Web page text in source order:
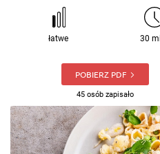
łatwe 30
POBIERZ PDF
45 osób zapisało